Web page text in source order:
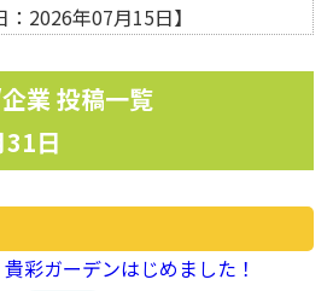
：2026年07月15日】
業 投稿一覧
日
彩ガーデンはじめました！